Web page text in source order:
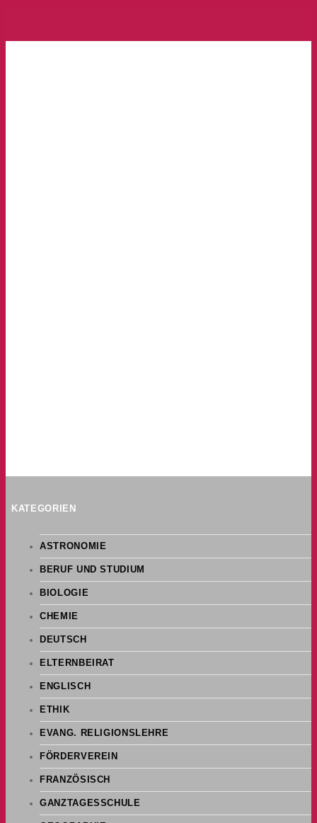
KATEGORIEN
ASTRONOMIE
BERUF UND STUDIUM
BIOLOGIE
CHEMIE
DEUTSCH
ELTERNBEIRAT
ENGLISCH
ETHIK
EVANG. RELIGIONSLEHRE
FÖRDERVEREIN
FRANZÖSISCH
GANZTAGESSCHULE